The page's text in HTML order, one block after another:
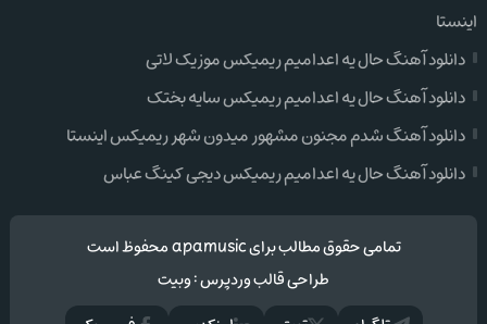
اینستا
دانلود آهنگ حال یه اعدامیم ریمیکس موزیک لاتی
دانلود آهنگ حال یه اعدامیم ریمیکس سایه بختک
دانلود آهنگ شدم مجنون مشهور میدون شهر ریمیکس اینستا
دانلود آهنگ حال یه اعدامیم ریمیکس دیجی کینگ عباس
تمامی حقوق مطالب برای apamusic محفوظ است
طراحی قالب وردپرس:وبیت